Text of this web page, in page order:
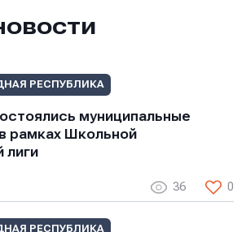
РЕСПУБЛИКА
муниципальные
рамках Школьной
лиги
36 0
РЕСПУБЛИКА